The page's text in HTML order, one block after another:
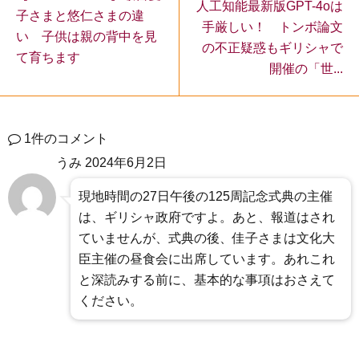
子さまと悠仁さまの違
い 子供は親の背中を見
て育ちます
人工知能最新版GPT-4oは
手厳しい！ トンボ論文
の不正疑惑もギリシャで
開催の「世...
1件のコメント
うみ 2024年6月2日
現地時間の27日午後の125周記念式典の主催
は、ギリシャ政府ですよ。あと、報道はされ
ていませんが、式典の後、佳子さまは文化大
臣主催の昼食会に出席しています。あれこれ
と深読みする前に、基本的な事項はおさえて
ください。